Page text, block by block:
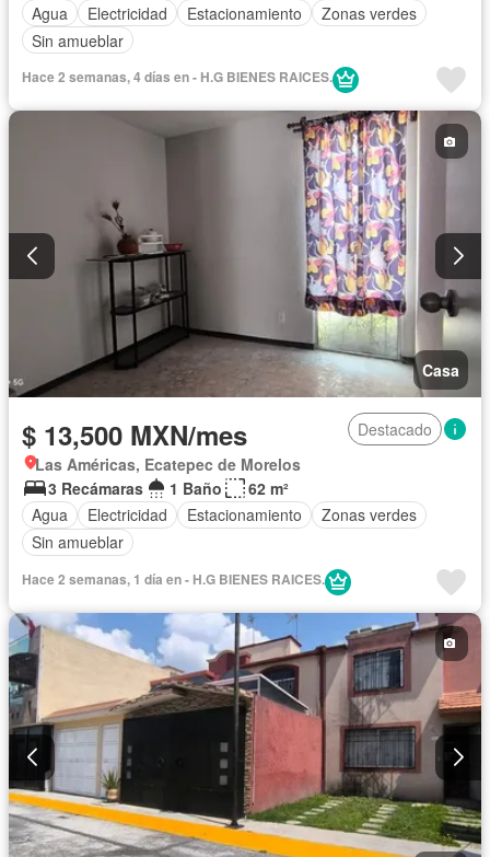
Agua
Electricidad Estacionamiento
Zonas verdes
Sin amueblar
Hace 2 semanas, 4 días en - H.G BIENES RAICES.
Casa
$ 13,500 MXN/mes
Destacado
Las Américas, Ecatepec de Morelos
3 Recámaras
1 Baño
62 m²
Agua
Electricidad Estacionamiento
Zonas verdes
Sin amueblar
Hace 2 semanas, 1 día en - H.G BIENES RAICES.